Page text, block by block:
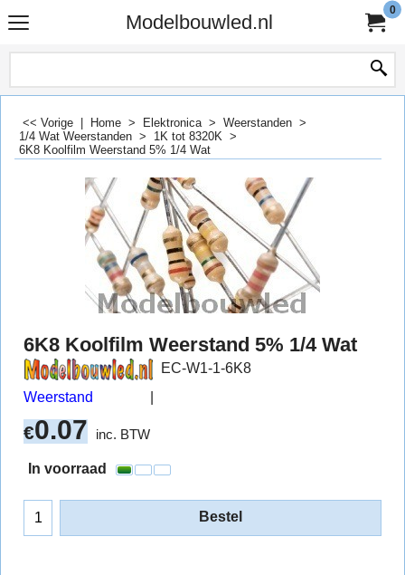
Modelbouwled.nl
0
<< Vorige Home > Elektronica> Weerstanden >
1/4 Wat Weerstanden > 1K tot 8320K >
6K8 Koolfilm Weerstand 5% 1/4 Wat
6K8 Koolfilm Weerstand 5% 1/4 Wat
Weerstand
EC-W1-1-6K8
€0.07 inc. BTW
In voorraad
Bestel